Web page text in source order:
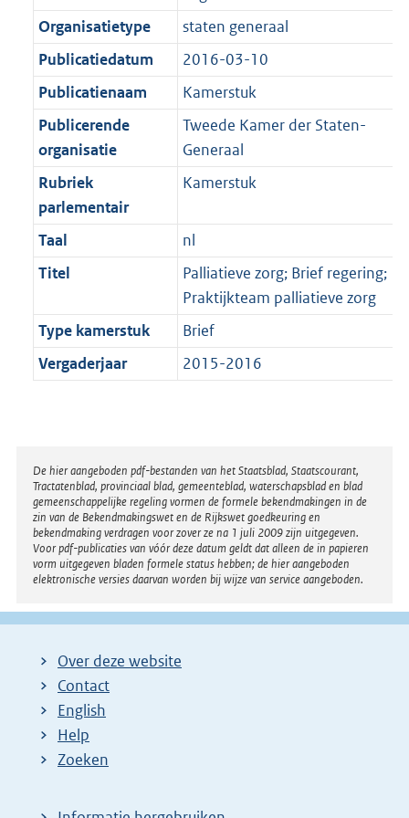
Organisatietype
staten generaal
Publicatiedatum
2016-03-10
Publicatienaam
Kamerstuk
Publicerende
organisatie
Tweede Kamer der Staten-
Generaal
Rubriek
parlementair
Kamerstuk
Taal
nl
Titel
Palliatieve zorg; Brief regering;
Praktijkteam palliatieve zorg
Type kamerstuk
Brief
Vergaderjaar
2015-2016
Disclaimer
De hier aangeboden pdf-bestanden van het Staatsblad, Staatscourant,
Tractatenblad, provinciaal blad, gemeenteblad, waterschapsblad en blad
gemeenschappelijke regeling vormen de formele bekendmakingen in de
zin van de Bekendmakingswet en de Rijkswet goedkeuring en
bekendmaking verdragen voor zover ze na 1 juli 2009 zijn uitgegeven.
Voor pdf-publicaties van vóór deze datum geldt dat alleen de in papieren
vorm uitgegeven bladen formele status hebben; de hier aangeboden
elektronische versies daarvan worden bij wijze van service aangeboden.
Over deze website
Contact
English
Help
Zoeken